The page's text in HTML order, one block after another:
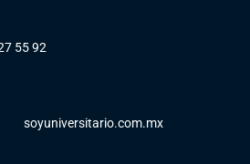
55 92
soyuniversitario.com.mx